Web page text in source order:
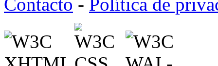
Contacto - Política de